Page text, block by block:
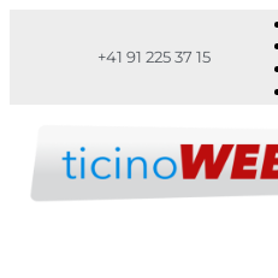
+41 91 225 37 15